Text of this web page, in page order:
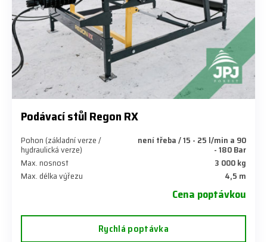
Podávací stůl Regon RX
Pohon (základní verze /
hydraulická verze)
není třeba / 15 - 25 l/min a 90
- 180 Bar
Max. nosnost
3 000 kg
Max. délka výřezu
4,5 m
Cena poptávkou
Rychlá poptávka